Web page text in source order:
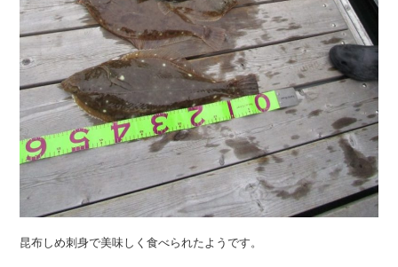
昆布しめ刺身で美味しく食べられたようです。